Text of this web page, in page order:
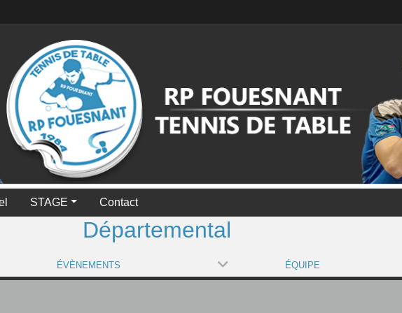
STAGE Contact
Départemental
ÉVÈNEMENTS ÉQUIPE